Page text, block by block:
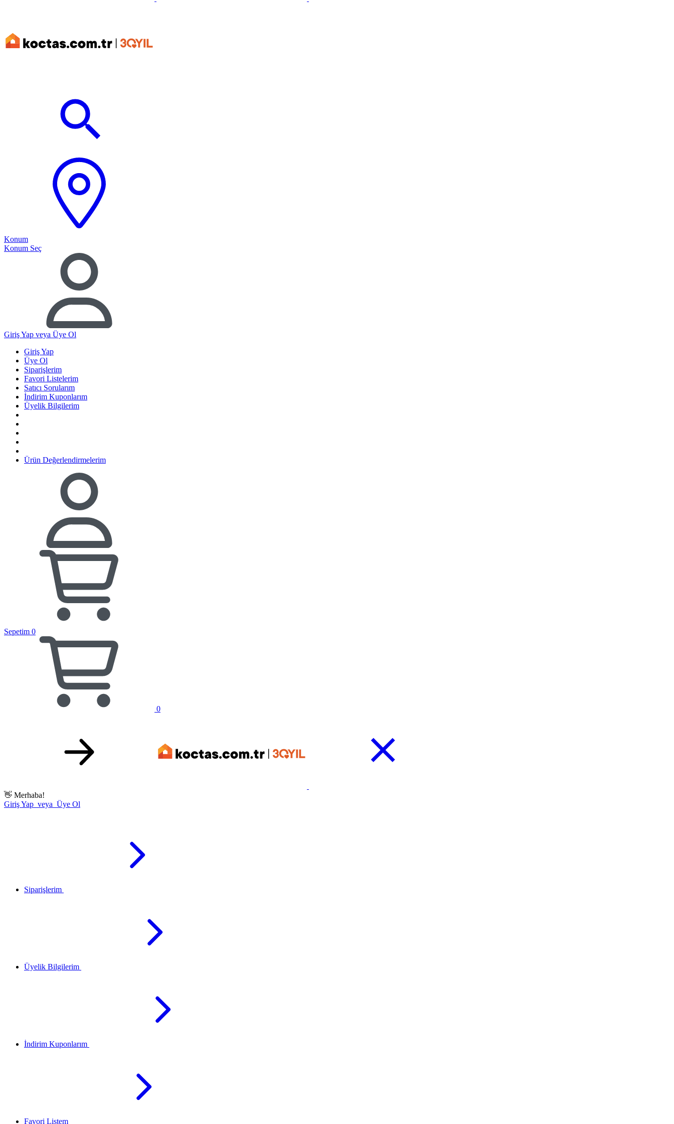
Konum
Konum Seç
Giriş Yap veya Üye Ol
Giriş Yap
Üye Ol
Siparişlerim
Favori Listelerim
Satıcı Sorularım
İndirim Kuponlarım
Üyelik Bilgilerim
Ürün Değerlendirmelerim
Sepetim 0
0
👋 Merhaba!
Giriş Yap veya Üye Ol
Siparişlerim
Üyelik Bilgilerim
İndirim Kuponlarım
Favori Listem